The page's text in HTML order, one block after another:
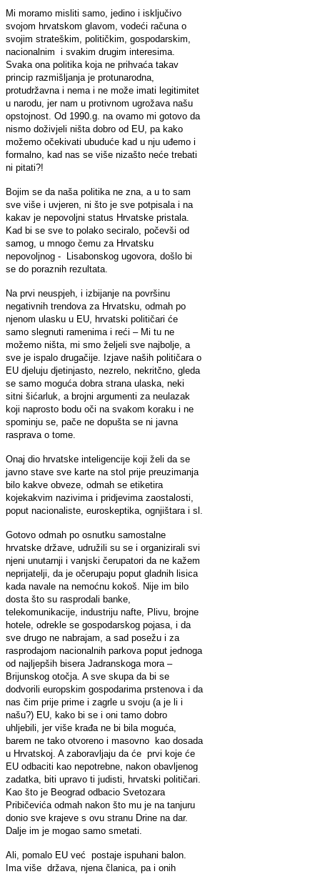
Mi moramo misliti samo, jedino i isključivo
svojom hrvatskom glavom, vodeći računa o
svojim strateškim, političkim, gospodarskim,
nacionalnim i svakim drugim interesima.
Svaka ona politika koja ne prihvaća takav
princip razmišljanja je protunarodna,
protudržavna i nema i ne može imati legitimitet
u narodu, jer nam u protivnom ugrožava našu
opstojnost. Od 1990.g. na ovamo mi gotovo da
nismo doživjeli ništa dobro od EU, pa kako
možemo očekivati ubuduće kad u nju uđemo i
formalno, kad nas se više nizašto neće trebati
ni pitati?!
Bojim se da naša politika ne zna, a u to sam
sve više i uvjeren, ni što je sve potpisala i na
kakav je nepovoljni status Hrvatske pristala.
Kad bi se sve to polako seciralo, počevši od
samog, u mnogo čemu za Hrvatsku
nepovoljnog - Lisabonskog ugovora, došlo bi
se do poraznih rezultata.
Na prvi neuspjeh, i izbijanje na površinu
negativnih trendova za Hrvatsku, odmah po
njenom ulasku u EU, hrvatski političari će
samo slegnuti ramenima i reći – Mi tu ne
možemo ništa, mi smo željeli sve najbolje, a
sve je ispalo drugačije. Izjave naših političara o
EU djeluju djetinjasto, nezrelo, nekritčno, gleda
se samo moguća dobra strana ulaska, neki
sitni šićarluk, a brojni argumenti za neulazak
koji naprosto bodu oči na svakom koraku i ne
spominju se, pače ne dopušta se ni javna
rasprava o tome.
Onaj dio hrvatske inteligencije koji želi da se
javno stave sve karte na stol prije preuzimanja
bilo kakve obveze, odmah se etiketira
kojekakvim nazivima i pridjevima zaostalosti,
poput nacionaliste, euroskeptika, ognjištara i sl.
Gotovo odmah po osnutku samostalne
hrvatske države, udružili su se i organizirali svi
njeni unutarnji i vanjski čerupatori da ne kažem
neprijatelji, da je očerupaju poput gladnih lisica
kada navale na nemoćnu kokoš. Nije im bilo
dosta što su rasprodali banke,
telekomunikacije, industriju nafte, Plivu, brojne
hotele, odrekle se gospodarskog pojasa, i da
sve drugo ne nabrajam, a sad posežu i za
rasprodajom nacionalnih parkova poput jednoga
od najljepših bisera Jadranskoga mora –
Brijunskog otočja. A sve skupa da bi se
dodvorili europskim gospodarima prstenova i da
nas čim prije prime i zagrle u svoju (a je li i
našu?) EU, kako bi se i oni tamo dobro
uhljebili, jer više krađa ne bi bila moguća,
barem ne tako otvoreno i masovno kao dosada
u Hrvatskoj. A zaboravljaju da će prvi koje će
EU odbaciti kao nepotrebne, nakon obavljenog
zadatka, biti upravo ti judisti, hrvatski političari.
Kao što je Beograd odbacio Svetozara
Pribičevića odmah nakon što mu je na tanjuru
donio sve krajeve s ovu stranu Drine na dar.
Dalje im je mogao samo smetati.
Ali, pomalo EU već postaje ispuhani balon.
Ima više država, njena članica, pa i onih